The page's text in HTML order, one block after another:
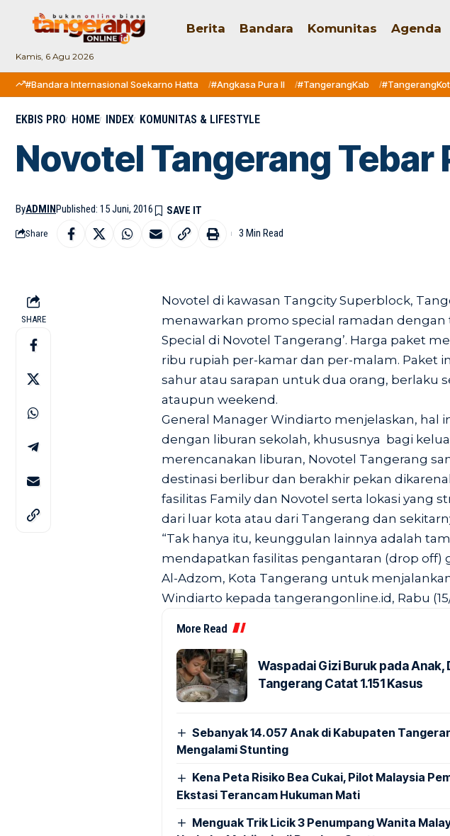
Kamis, 6 Agu 2026
Berita Bandara Komunitas Agenda
#Bandara Internasional Soekarno Hatta #Angkasa Pura II #TangerangKab
EKBIS PRO HOME INDEX KOMUNITAS & LIFESTYLE
Novotel Tangerang Tebar
ByADMINPublished: 15 Juni, 2016
Share 3 Min Read
SHARE
Novotel di kawasan Tangcity Superblock,
menawarkan promo special ramadan dengan
Special di Novotel Tangerang’. Harga paket
ribu rupiah per-kamar dan per-malam. Paket
sahur atau sarapan untuk dua orang, berlaku
ataupun weekend.
General Manager Windiarto menjelaskan, hal
dengan liburan sekolah, khususnya bagi
merencanakan liburan, Novotel Tangerang
destinasi berlibur dan berakhir pekan
fasilitas Family dan Novotel serta lokasi yang
dari luar kota atau dari Tangerang dan
“Tak hanya itu, keunggulan lainnya adalah
mendapatkan fasilitas pengantaran (drop off)
Al-Adzom, Kota Tangerang untuk
Windiarto kepada tangerangonline.id, Rabu
More Read
Waspadai Gizi Buruk pada
Tangerang Catat 1.151 Kasus
Sebanyak 14.057 Anak di Kabupaten
Mengalami Stunting
Kena Peta Risiko Bea Cukai, Pilot Malaysia
Ekstasi Terancam Hukuman Mati
Menguak Trik Licik 3 Penumpang Wanita